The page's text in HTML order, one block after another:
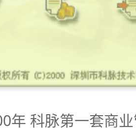
年 科脉第一套商